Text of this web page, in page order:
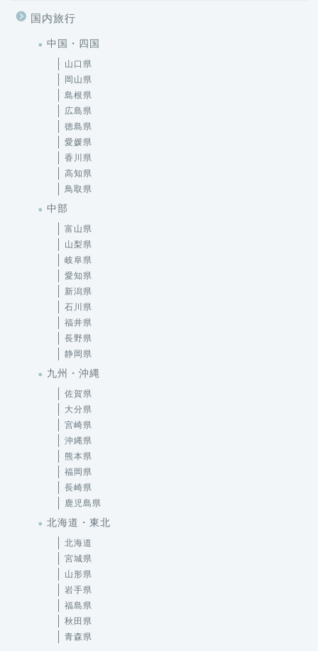
国内旅行
中国・四国
山口県
岡山県
島根県
広島県
徳島県
愛媛県
香川県
高知県
鳥取県
中部
富山県
山梨県
岐阜県
愛知県
新潟県
石川県
福井県
長野県
静岡県
九州・沖縄
佐賀県
大分県
宮崎県
沖縄県
熊本県
福岡県
長崎県
鹿児島県
北海道・東北
北海道
宮城県
山形県
岩手県
福島県
秋田県
青森県